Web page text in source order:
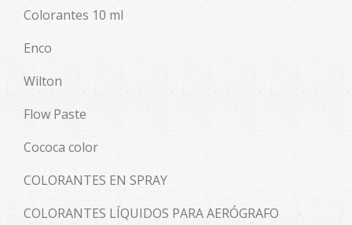
Colorantes 10 ml
Enco
Wilton
Flow Paste
Cococa color
COLORANTES EN SPRAY
COLORANTES LÍQUIDOS PARA AERÓGRAFO